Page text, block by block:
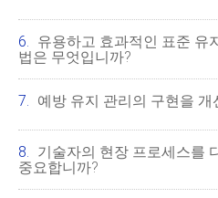
유용하고 효과적인 표준 유
법은 무엇입니까?
예방 유지 관리의 구현을
기술자의 현장 프로세스를
중요합니까?